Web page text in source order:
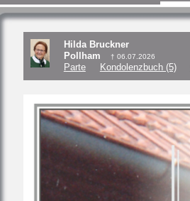
Hilda Bruckner
Pollham
† 06.07.2026
Parte
Kondolenzbuch (5)